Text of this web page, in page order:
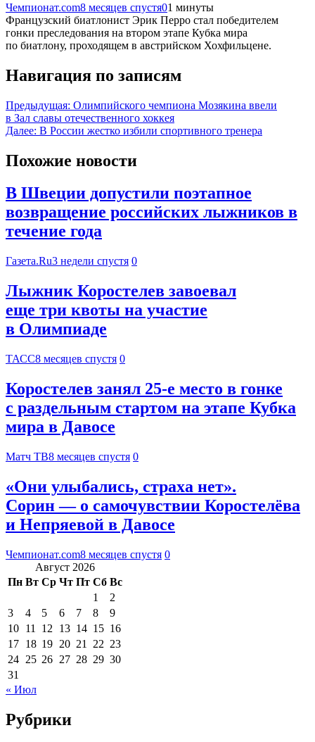
Чемпионат.com8 месяцев спустя01 минуты
Французский биатлонист Эрик Перро стал победителем
гонки преследования на втором этапе Кубка мира
по биатлону, проходящем в австрийском Хохфильцене.
Навигация по записям
Предыдущая: Олимпийского чемпиона Мозякина ввели
в Зал славы отечественного хоккея
Далее: В России жестко избили спортивного тренера
Похожие новости
В Швеции допустили поэтапное
возвращение российских лыжников в
течение года
Газета.Ru3 недели спустя 0
Лыжник Коростелев завоевал
еще три квоты на участие
в Олимпиаде
ТАСС8 месяцев спустя 0
Коростелев занял 25‑е место в гонке
с раздельным стартом на этапе Кубка
мира в Давосе
Матч ТВ8 месяцев спустя 0
«Они улыбались, страха нет».
Сорин — о самочувствии Коростелёва
и Непряевой в Давосе
Чемпионат.com8 месяцев спустя 0
Август 2026
Пн Вт Ср Чт Пт Сб Вс
1
2
3
4 5 6 7 8
9
10 11 12 13 14 15 16
17 18 19 20 21 22 23
24 25 26 27 28 29 30
31
« Июл
Рубрики